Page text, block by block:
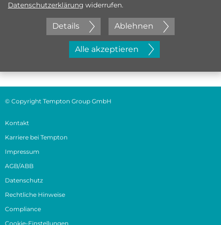
Jetzt initiativ bewerben
Datenschutzerklärung widerrufen.
Details Ablehnen
Alle akzeptieren
© Copyright Tempton Group GmbH
Kontakt
Karriere bei Tempton
Impressum
AGB/ABB
Datenschutz
Rechtliche Hinweise
Compliance
Cookie-Einstellungen